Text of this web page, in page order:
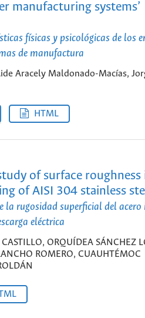
manufacturing systems’
físicas y psicológicas de los
de manufactura
Aracely Maldonado-Macías,
HTML
of surface
of AISI 304 stainless
la rugosidad superficial del
eléctrica
ORQUÍDEA SÁNCHEZ
ROMERO, CUAUHTÉMOC